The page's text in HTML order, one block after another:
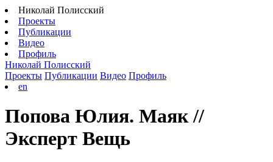
Николай Полисский
Проекты
Публикации
Видео
Профиль
Николай Полисский
Проекты Публикации Видео Профиль
en
Попова Юлия. Маяк //
Эксперт Вещь